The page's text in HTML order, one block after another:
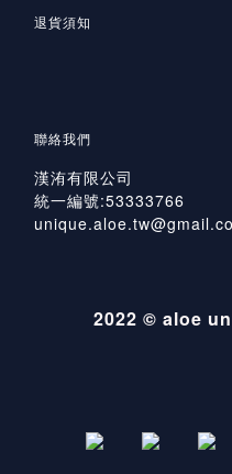
退貨須知
聯絡我們
漢洧有限公司
統一編號:53333766
2022 © aloe